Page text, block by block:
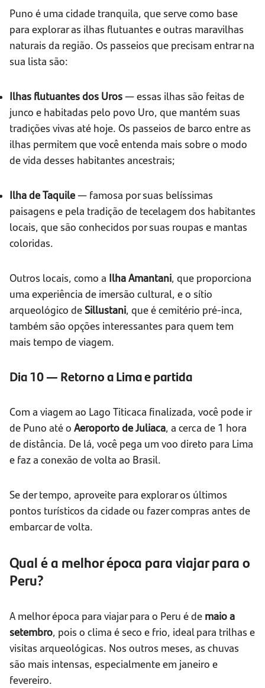
Puno é uma cidade tranquila, que serve como base
para explorar as ilhas flutuantes e outras maravilhas
naturais da região. Os passeios que precisam entrar na
sua lista são:
Ilhas flutuantes dos Uros— essas ilhas são feitas de
junco e habitadas pelo povo Uro, que mantém suas
tradições vivas até hoje. Os passeios de barco entre as
ilhas permitem que você entenda mais sobre o modo
de vida desses habitantes ancestrais;
Ilha de Taquile— famosa por suas belíssimas
paisagens e pela tradição de tecelagem dos habitantes
locais, que são conhecidos por suas roupas e mantas
coloridas.
Outros locais, como a Ilha Amantani, que proporciona
uma experiência de imersão cultural, e o sítio
arqueológico deSillustani, que é cemitério pré-inca,
também são opções interessantes para quem tem
mais tempo de viagem.
Dia 10 — Retorno a Lima e partida
Com a viagem ao Lago Titicaca finalizada, você pode ir
de Puno até o Aeroporto de Juliaca, a cerca de 1 hora
de distância. De lá, você pega um voo direto para Lima
e faz a conexão de volta ao Brasil.
Se der tempo, aproveite para explorar os últimos
pontos turísticos da cidade ou fazer compras antes de
embarcar de volta.
Qual é a melhor época para viajar para o
Peru?
A melhor época para viajar para o Peru é de maio a
setembro, pois o clima é seco e frio, ideal para trilhas e
visitas arqueológicas. Nos outros meses, as chuvas
são mais intensas, especialmente em janeiro e
fevereiro.